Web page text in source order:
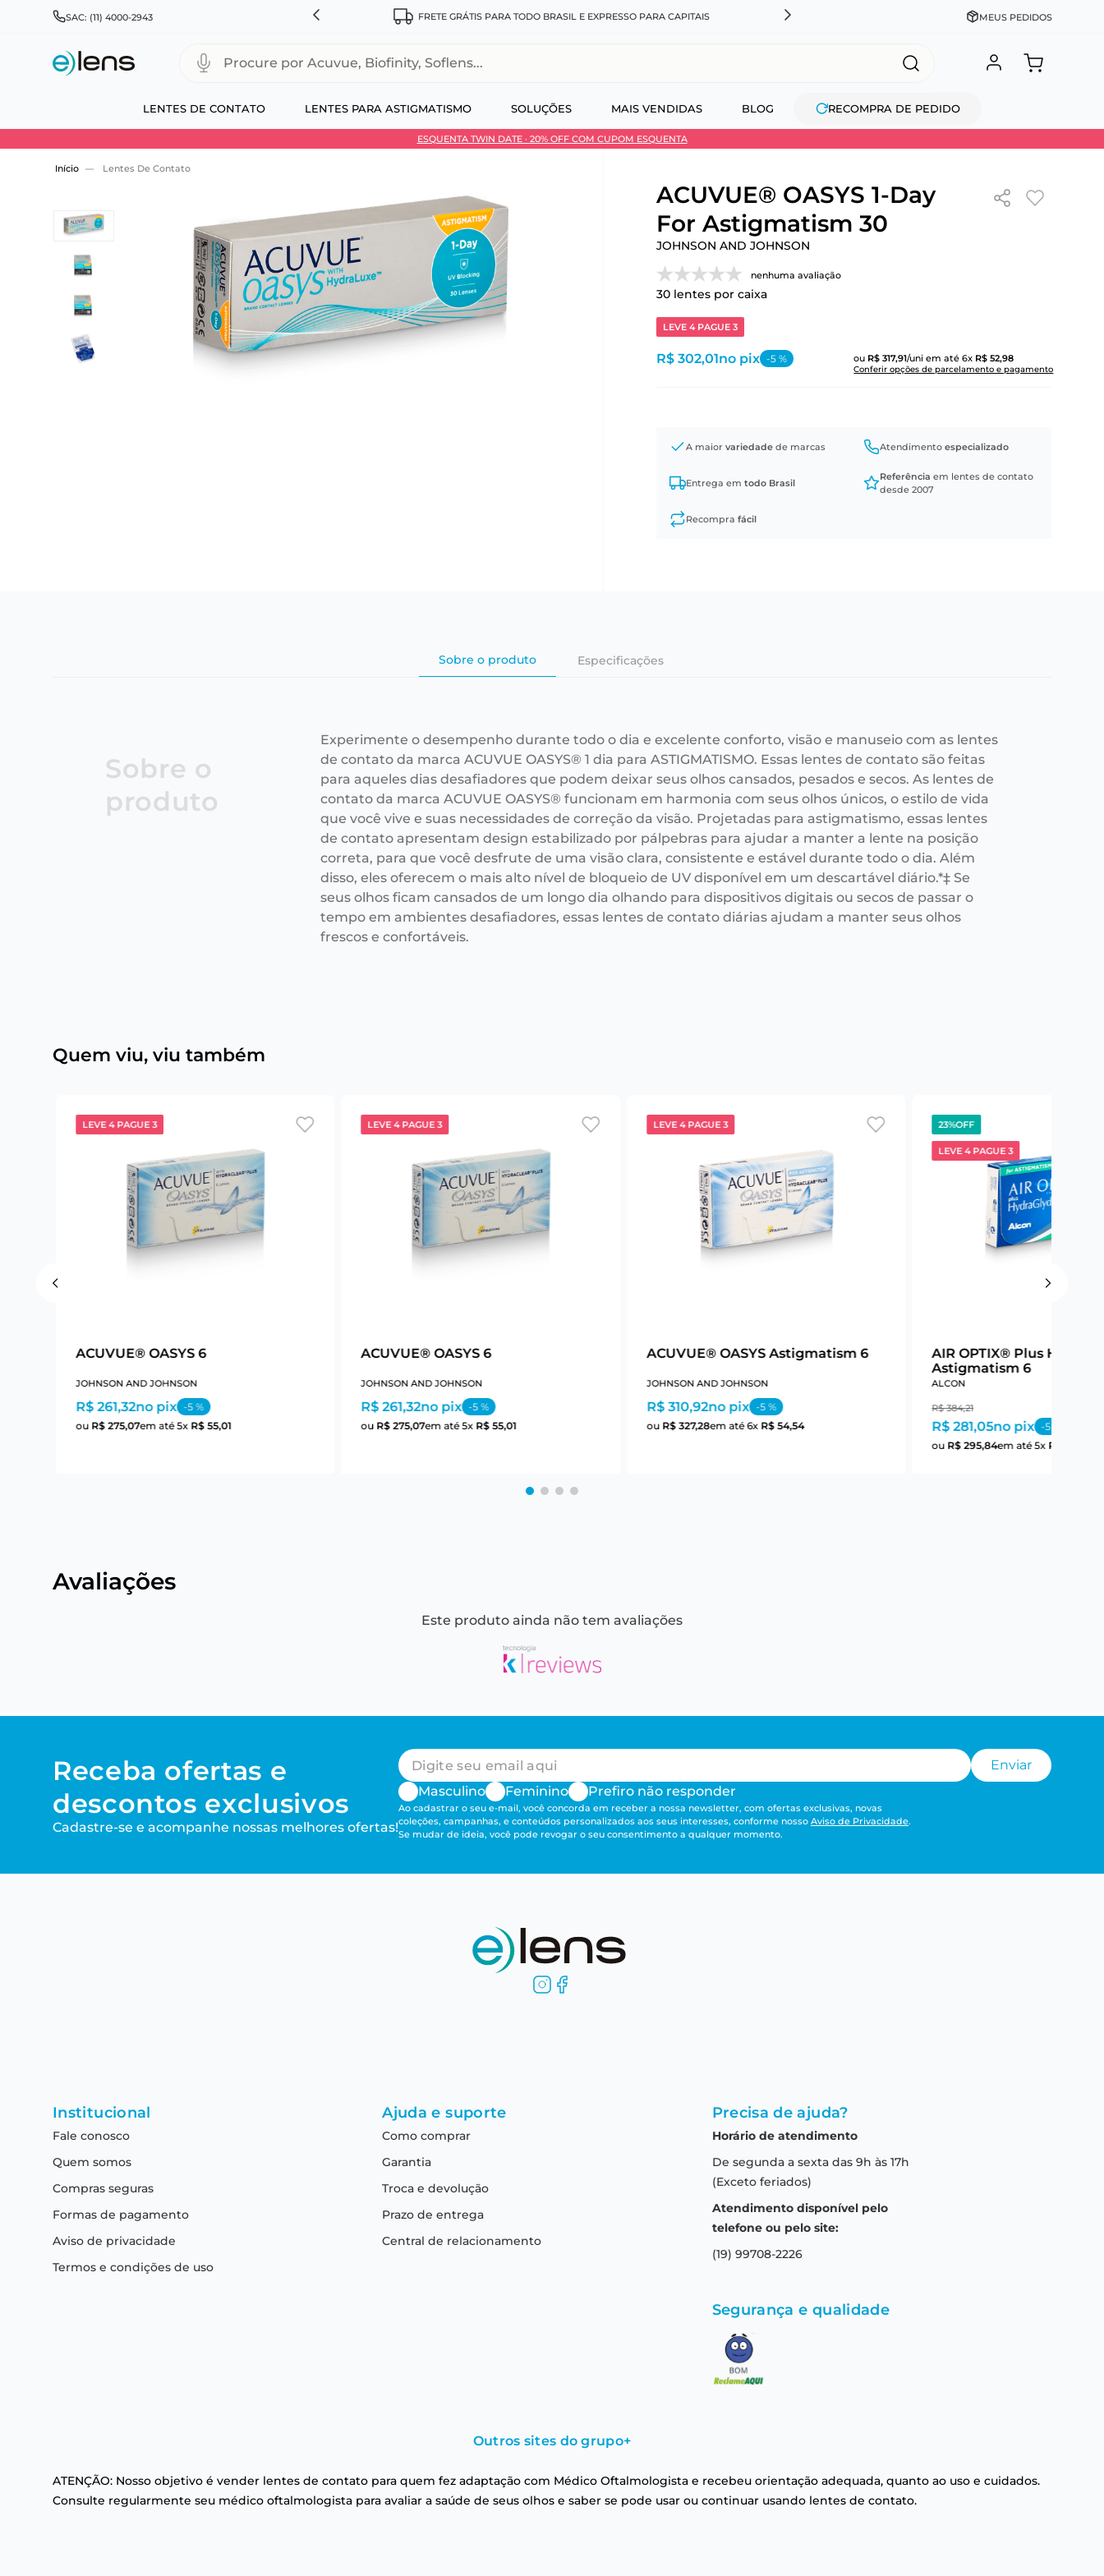
SAC: (11) 4000-2943
& JOHNSON, ALCON, BAUSCH+LOMB E COOPERVISION FRETE GRÁTIS PARA TODO BRASIL E EXPRESSO PARA CAPITAIS CADASTRE-SE GANHE 10% NA PRIMEIRA COMPRA +
MEUS PEDIDOS
LENTES DE CONTATO LENTES PARA ASTIGMATISMO SOLUÇÕES MAIS VENDIDAS BLOG RECOMPRA DE PEDIDO
Procure por Acuvue, Biofinity, Soflens...
ESQUENTA TWIN DATE · 20% OFF COM CUPOM ESQUENTA
Use 30HOJE e ganhe 30% OFF + economia extra no Pix
Lentes De Contato
ACUVUE® OASYS 1-Day
For Astigmatism 30
JOHNSON AND JOHNSON
nenhuma avaliação
30lentes por caixa
LEVE 4 PAGUE 3
ou R$ 317,91/uni em até6x R$ 52,98
Conferir opções de parcelamento e pagamento
R$ 302,01no pix -5%
A maior variedadede marcas Atendimentoespecializado
Entrega em todo Brasil
Referência em lentes de contato
desde 2007
Recompra fácil
Sobre o produto Especificações
Sobre o
produto
Experimente o desempenho durante todo o dia e excelente conforto, visão e manuseio com as lentes
de contato da marca ACUVUE OASYS® 1 dia para ASTIGMATISMO. Essas lentes de contato são feitas
para aqueles dias desafiadores que podem deixar seus olhos cansados, pesados e secos. As lentes de
contato da marca ACUVUE OASYS® funcionam em harmonia com seus olhos únicos, o estilo de vida
que você vive e suas necessidades de correção da visão. Projetadas para astigmatismo, essas lentes
de contato apresentam design estabilizado por pálpebras para ajudar a manter a lente na posição
correta, para que você desfrute de uma visão clara, consistente e estável durante todo o dia. Além
disso, eles oferecem o mais alto nível de bloqueio de UV disponível em um descartável diário.*‡ Se
seus olhos ficam cansados de um longo dia olhando para dispositivos digitais ou secos de passar o
tempo em ambientes desafiadores, essas lentes de contato diárias ajudam a manter seus olhos
frescos e confortáveis.
Quem viu, viu também
LEVE 4 PAGUE 3
ACUVUE® OASYS 6
JOHNSON AND JOHNSON
R$ 261,32no pix -5%
ou R$ 275,07em até5x R$ 55,01
LEVE 4 PAGUE 3
ACUVUE® OASYS 6
JOHNSON AND JOHNSON
R$ 261,32no pix -5 %
ou R$ 275,07em até5x R$ 55,01
LEVE 4 PAGUE 3
ACUVUE® OASYS Astigmatism 6
JOHNSON AND JOHNSON
R$ 310,92no pix -5%
ou R$ 327,28em até6x R$ 54,54
23%OFF
LEVE 4 PAGUE 3
AIR OPTIX® Plus
Astigmatism 6
ALCON
R$ 384,21
R$ 281,05no pix -5
ou R$ 295,84em até5x R$
Avaliações
Este produto ainda não tem avaliações
Receba ofertas e
descontos exclusivos
Cadastre-se e acompanhe nossas melhores ofertas!
Enviar
Masculino
Feminino Prefiro não responder
Ao cadastrar o seu e-mail, você concorda em receber a nossa newsletter, com ofertas exclusivas, novas
coleções, campanhas, e conteúdos personalizados aos seus interesses, conforme nosso Aviso de Privacidade.
Se mudar de ideia, você pode revogar o seu consentimento a qualquer momento.
Institucional
Fale conosco
Quem somos
Compras seguras
Formas de pagamento
Aviso de privacidade
Termos e condições de uso
Ajuda e suporte
Como comprar
Garantia
Troca e devolução
Prazo de entrega
Central de relacionamento
Precisa de ajuda?
Horário de atendimento
De segunda a sexta das 9h às 17h
(Exceto feriados)
Atendimento disponível pelo
telefone ou pelo site:
(19) 99708-2226
Segurança e qualidade
Outros sites do grupo+
ATENÇÃO: Nosso objetivo é vender lentes de contato para quem fez adaptação com Médico Oftalmologista e recebeu orientação adequada, quanto ao uso e cuidados.
Consulte regularmente seu médico oftalmologista para avaliar a saúde de seus olhos e saber se pode usar ou continuar usando lentes de contato.